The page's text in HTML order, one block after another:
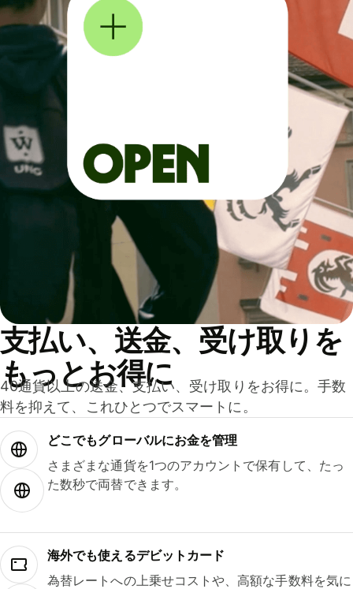
支払い、送金、受け取りを
もっとお得に
40通貨以上の送金、支払い、受け取りをお得に。手数
料を抑えて、これひとつでスマートに。
どこでもグ⁠ロ⁠ー⁠バ⁠ルにお金を管理
さまざまな通貨を1つのアカウントで保有して、たっ
た数秒で両替できます。
海外でも使えるデビットカード
為替レートへの上乗せコストや、高額な手数料を気に